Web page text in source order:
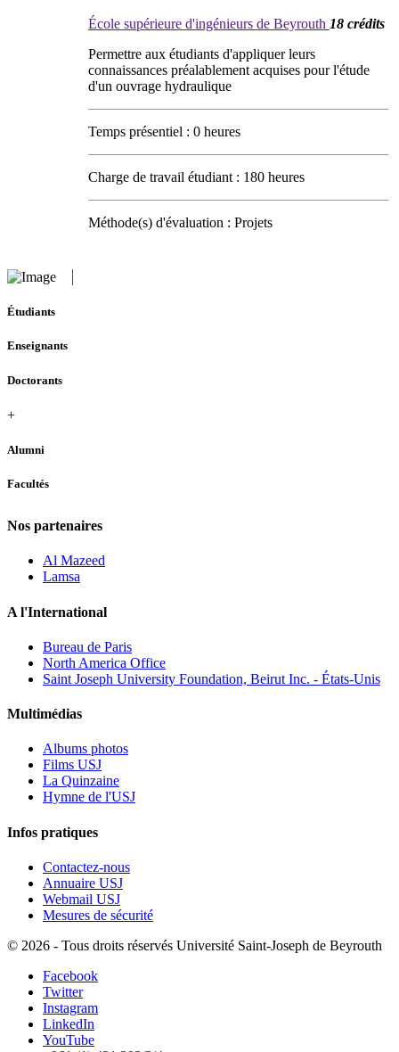
École supérieure d'ingénieurs de Beyrouth 18 crédits
Permettre aux étudiants d'appliquer leurs
connaissances préalablement acquises pour l'étude
d'un ouvrage hydraulique
Temps présentiel : 0 heures
Charge de travail étudiant : 180 heures
Méthode(s) d'évaluation : Projets
Étudiants
Enseignants
Doctorants
+
Alumni
Facultés
Nos partenaires
Al Mazeed
Lamsa
A l'International
Bureau de Paris
North America Office
Saint Joseph University Foundation, Beirut Inc. - États-Unis
Multimédias
Albums photos
Films USJ
La Quinzaine
Hymne de l'USJ
Infos pratiques
Contactez-nous
Annuaire USJ
Webmail USJ
Mesures de sécurité
© 2026 - Tous droits réservés Université Saint-Joseph de Beyrouth
Facebook
Twitter
Instagram
LinkedIn
YouTube